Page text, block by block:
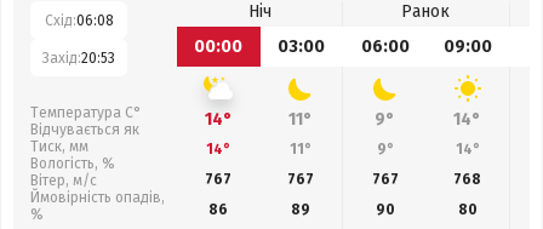
Схід:06:08
Захід:20:53
Температура С°
Відчувається як
Тиск, мм
Вологість, %
Вітер, м/с
Ймовірність опадів,
%
Ніч
Ранок
00:00
03:00 06:00 09:00
14° 11° 9° 14°
14° 11° 9° 14°
767
767 767 768
86
89 90 80